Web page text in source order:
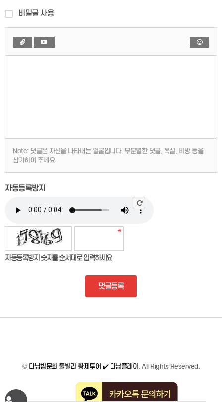
비밀글 사용
Note: 댓글은 자신을 나타내는 얼굴입니다. 무분별한 댓글, 욕설, 비방 등을
삼가하여 주세요.
자동등록방지
자동등록방지 숫자를 순서대로 입력하세요.
댓글등록
© 다낭밤문화 풀빌라 황제투어 ✔️ 다낭플레이 . All Rights Reserved.